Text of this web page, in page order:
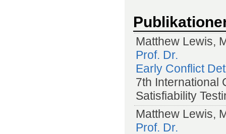
Matthew Lewis,
Prof. Dr.
Early Conflict
7th International
Satisfiability
Matthew Lewis,
Prof. Dr.